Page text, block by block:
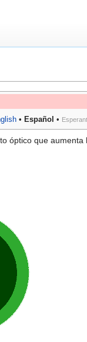
• Español •
óptico que aumenta